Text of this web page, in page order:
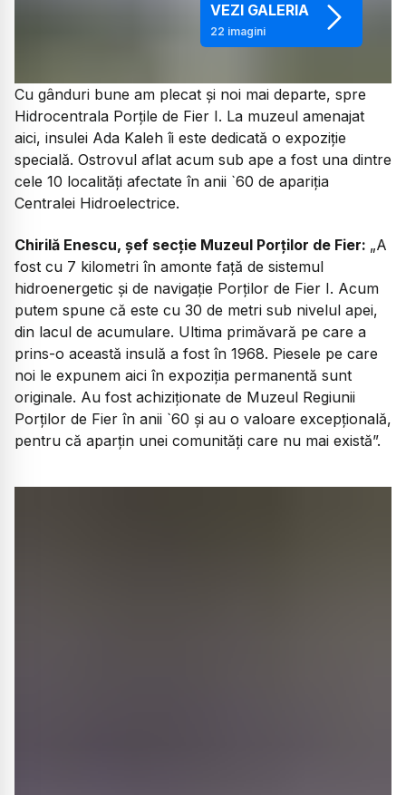
VEZI GALERIA
22 imagini
Cu gânduri bune am plecat și noi mai departe, spre
Hidrocentrala Porțile de Fier I. La muzeul amenajat
aici, insulei Ada Kaleh îi este dedicată o expoziție
specială. Ostrovul aflat acum sub ape a fost una dintre
cele 10 localități afectate în anii `60 de apariția
Centralei Hidroelectrice.
Chirilă Enescu, șef secție Muzeul Porților de Fier: „A
fost cu 7 kilometri în amonte față de sistemul
hidroenergetic și de navigație Porților de Fier I. Acum
putem spune că este cu 30 de metri sub nivelul apei,
din lacul de acumulare. Ultima primăvară pe care a
prins-o această insulă a fost în 1968. Piesele pe care
noi le expunem aici în expoziția permanentă sunt
originale. Au fost achiziționate de Muzeul Regiunii
Porților de Fier în anii `60 și au o valoare excepțională,
pentru că aparțin unei comunități care nu mai există”.